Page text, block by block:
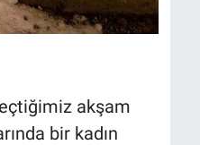
akşam
bir kadın